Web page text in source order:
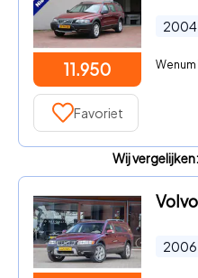
11.950
2004
Wenum
Favoriet
Wij vergelijken:
2006